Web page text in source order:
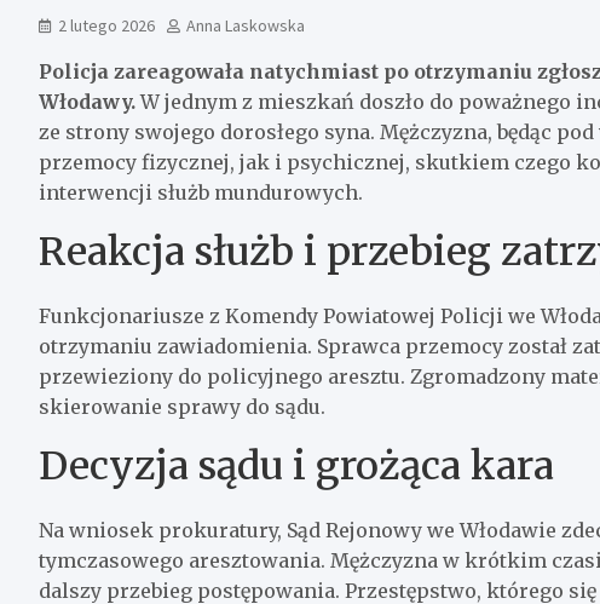
2 lutego 2026 Anna Laskowska
Policja zareagowała natychmiast po otrzymaniu
Włodawy.W jednym z mieszkań doszło do poważnego
ze strony swojego dorosłego syna. Mężczyzna, będąc
przemocy fizycznej, jak i psychicznej, skutkiem czego
interwencji służb mundurowych.
Reakcja służb i przebieg
Funkcjonariusze z Komendy Powiatowej Policji we
otrzymaniu zawiadomienia. Sprawca przemocy został
przewieziony do policyjnego aresztu. Zgromadzony
skierowanie sprawy do sądu.
Decyzja sądu i grożąca kara
Na wniosek prokuratury, Sąd Rejonowy we Włodawie
tymczasowego aresztowania. Mężczyzna w krótkim
dalszy przebieg postępowania. Przestępstwo, którego